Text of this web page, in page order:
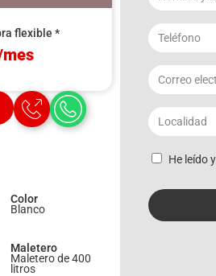
flexible *
Color
Blanco
Maletero
Maletero de 400
litros
He leído